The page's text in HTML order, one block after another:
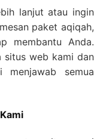
lanjut atau ingin
paket aqiqah,
membantu Anda.
situs web kami dan
semua